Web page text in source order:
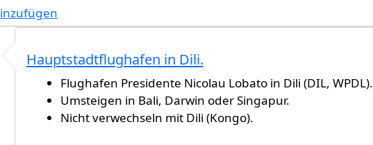
Hauptstadtflughafen in Dili.
Flughafen Presidente Nicolau Lobato in Dili (DIL, WPDL).
Umsteigen in Bali, Darwin oder Singapur.
Nicht verwechseln mit Dili (Kongo).